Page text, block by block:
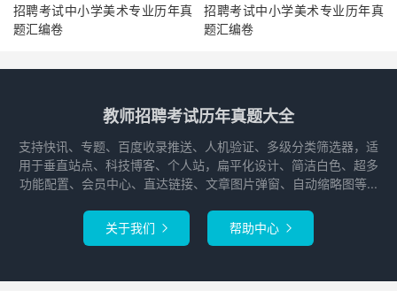
招聘考试中小学美术专业历年真
题汇编卷
招聘考试中小学美术专业历年真
题汇编卷
教师招聘考试历年真题大全
支持快讯、专题、百度收录推送、人机验证、多级分类筛选器，适
用于垂直站点、科技博客、个人站，扁平化设计、简洁白色、超多
功能配置、会员中心、直达链接、文章图片弹窗、自动缩略图等...
关于我们  帮助中心 